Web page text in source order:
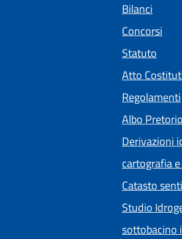
Bilanci
Concorsi
Statuto
Atto
Regolamenti
Albo Pretorio
Derivazioni
cartografia
Catasto
Studio
sottobacino